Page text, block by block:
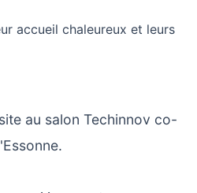
accueil chaleureux et leurs
au salon Techinnov co-